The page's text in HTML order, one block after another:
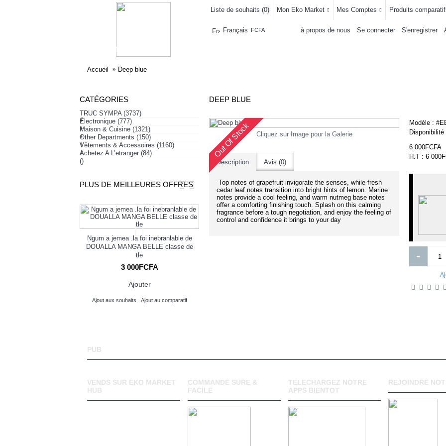
Liste de souhaits (0) Mon Eko Market Mes Comptes Produits
Français FCFA à propos de nous Se connecter S'enregistrer
ELECTRONIQUE
Accueil Deep blue
CATÉGORIES
TRUC SYMPA (3737)
+
Électronique (777)
+
Maison & Cuisine (1321)
+
Other Departments (150)
+
Vêtements & Accessoires (1160)
+
Achetez A L’etranger (84)
()
PLUS DE MEILLEURES OFFRES
Ngum a jemea .la foi inebranlable de
DOUALLA MANGA BELLE classe de
tle
3 000FCFA
Ajouter
Ajout aux souhaits Ajout au comparatif
7 000FCFA
DEEP BLUE
Out Of Stock Cliquez sur Image pour la Galerie
Description Avis (0)
Top notes of grapefruit invigorate the senses, while fresh
cedar leaf notes transition into bright hints of lemon. Marine
notes provide a cool feeling, and warm nutmeg base notes
offer a comforting finishing touch. Splash on this calming
fragrance before a tough negotiation, and enjoy the feeling of
control and confidence it brings to your day
Modèle :
Disponibilité
6 000FCFA
H.T : 6
-
PUB
VENDS SUR EKO MARKET
HUB
COMMANDE SURE &
FACILE
TELECHARGEZ NOTRE
APPS BIENTOT
REJOINDRE